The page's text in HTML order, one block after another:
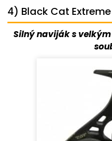
4) Black Cat Extreme
Silný naviják s